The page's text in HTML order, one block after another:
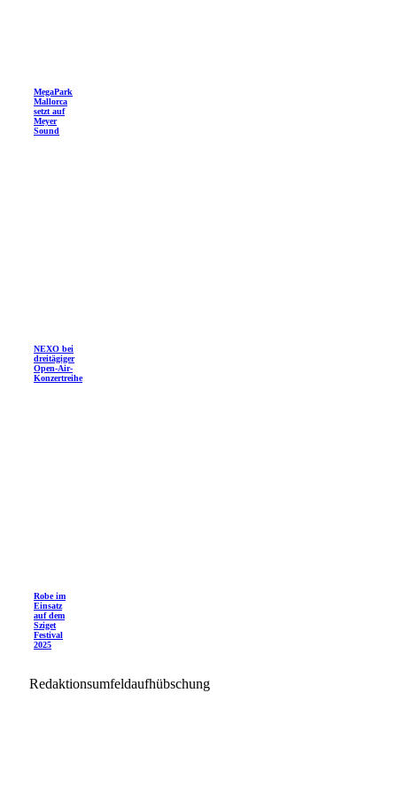
MegaPark
Mallorca
setzt auf
Meyer
Sound
NEXO bei
dreitägiger
Open-Air-
Konzertreihe
Robe im
Einsatz
auf dem
Sziget
Festival
2025
Redaktionsumfeldaufhübschung